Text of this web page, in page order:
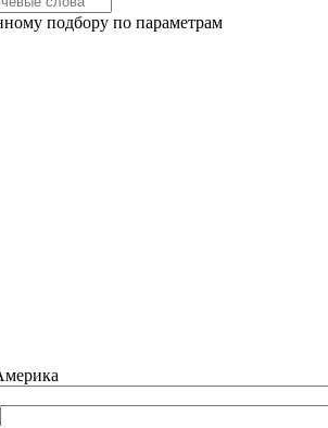
подбору по параметрам